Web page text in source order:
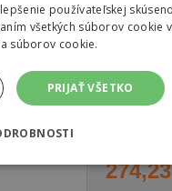
používateľskej
všetkých súborov cookie
súborov cookie.
PRIJAŤ VŠETKO